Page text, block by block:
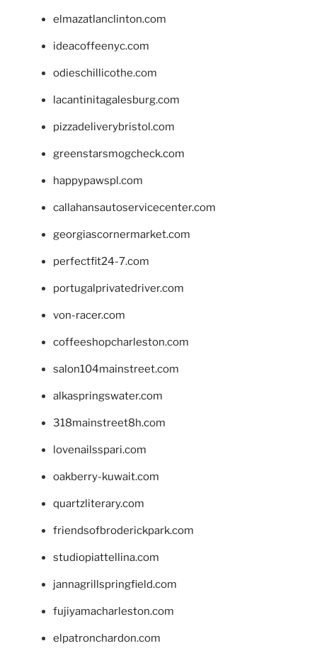
elmazatlanclinton.com
ideacoffeenyc.com
odieschillicothe.com
lacantinitagalesburg.com
pizzadeliverybristol.com
greenstarsmogcheck.com
happypawspl.com
callahansautoservicecenter.com
georgiascornermarket.com
perfectfit24-7.com
portugalprivatedriver.com
von-racer.com
coffeeshopcharleston.com
salon104mainstreet.com
alkaspringswater.com
318mainstreet8h.com
lovenailsspari.com
oakberry-kuwait.com
quartzliterary.com
friendsofbroderickpark.com
studiopiattellina.com
jannagrillspringfield.com
fujiyamacharleston.com
elpatronchardon.com